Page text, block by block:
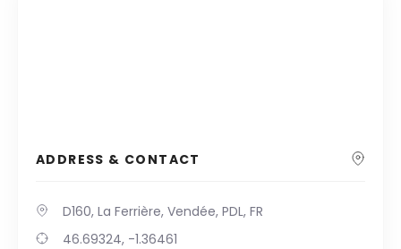
ADDRESS & CONTACT
D160, La Ferrière, Vendée, PDL, FR
46.69324, -1.36461